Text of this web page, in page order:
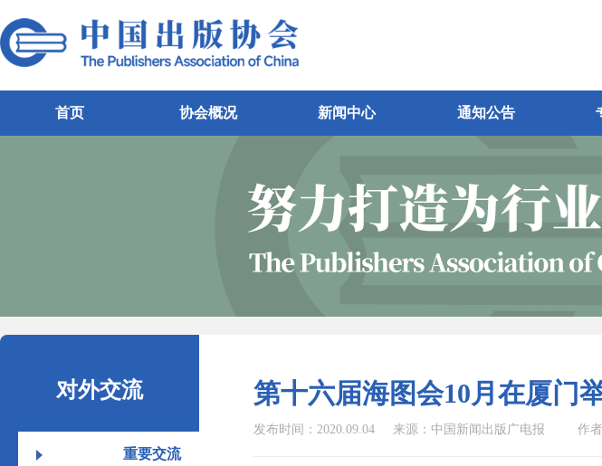
首页 协会概况 新闻中心 通知公告
对外交流
重要交流
第十六届海图会10月在厦门
发布时间：2020.09.04 来源：中国新闻出版广电报 作